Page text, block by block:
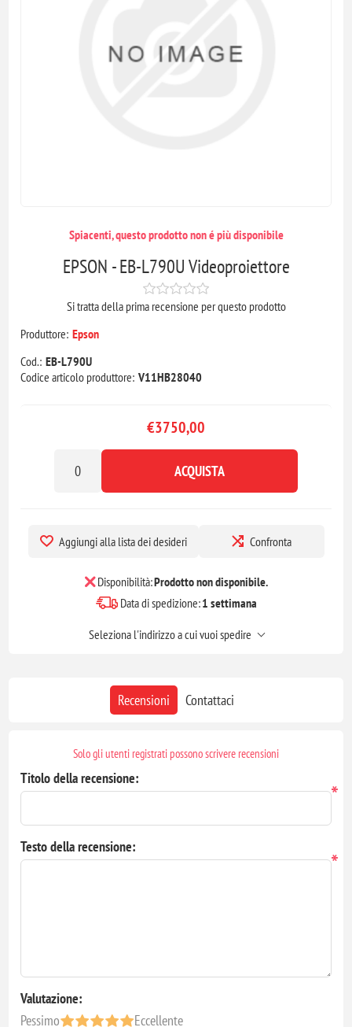
Spiacenti, questo prodotto non é più disponibile
EPSON - EB-L790U Videoproiettore
Si tratta della prima recensione per questo prodotto
Produttore: Epson
Cod.: EB-L790U
Codice articolo produttore: V11HB28040
€3750,00
ACQUISTA
Aggiungi alla lista dei desideri Confronta
Disponibilità:Prodotto non disponibile.
Data di spedizione:1 settimana
Seleziona l'indirizzo a cui vuoi spedire
Recensioni Contattaci
Solo gli utenti registrati possono scrivere recensioni
Titolo della recensione:
*
Testo della recensione:
*
Valutazione:
Pessimo
Eccellente